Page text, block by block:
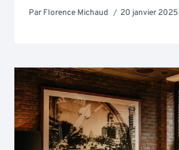
Par Florence Michaud 20 janvier 2025